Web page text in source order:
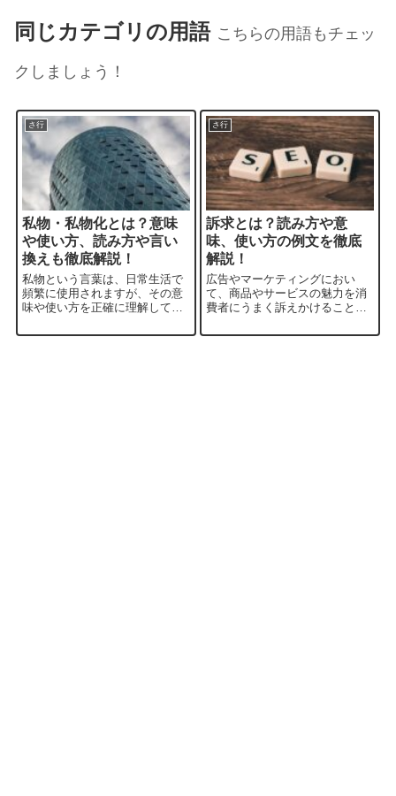
同じカテゴリの用語 こちらの用語もチェッ
クしましょう！
さ行
私物・私物化とは？意味
や使い方、読み方や言い
換えも徹底解説！
私物という言葉は、日常生活で
頻繁に使用されますが、その意
味や使い方を正確に理解してい
私物の意味や使い方について具
さ行
訴求とは？読み方や意
味、使い方の例文を徹底
解説！
広告やマーケティングにおい
て、商品やサービスの魅力を消
費者にうまく訴えかけることは
では、「訴求」という概念につ